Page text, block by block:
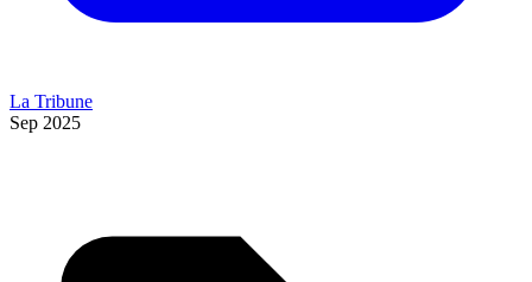
La Tribune
Sep 2025